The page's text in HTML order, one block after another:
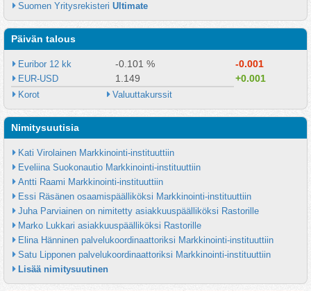
Suomen Yritysrekisteri Ultimate
Päivän talous
Euribor 12 kk -0.101 % -0.001
EUR-USD 1.149 +0.001
Korot Valuuttakurssit
Nimitysuutisia
Kati Virolainen Markkinointi-instituuttiin
Eveliina Suokonautio Markkinointi-instituuttiin
Antti Raami Markkinointi-instituuttiin
Essi Räsänen osaamispäälliköksi Markkinointi-instituuttiin
Juha Parviainen on nimitetty asiakkuuspäälliköksi Rastorille
Marko Lukkari asiakkuuspäälliköksi Rastorille
Elina Hänninen palvelukoordinaattoriksi Markkinointi-instituuttiin
Satu Lipponen palvelukoordinaattoriksi Markkinointi-instituuttiin
Lisää nimitysuutinen